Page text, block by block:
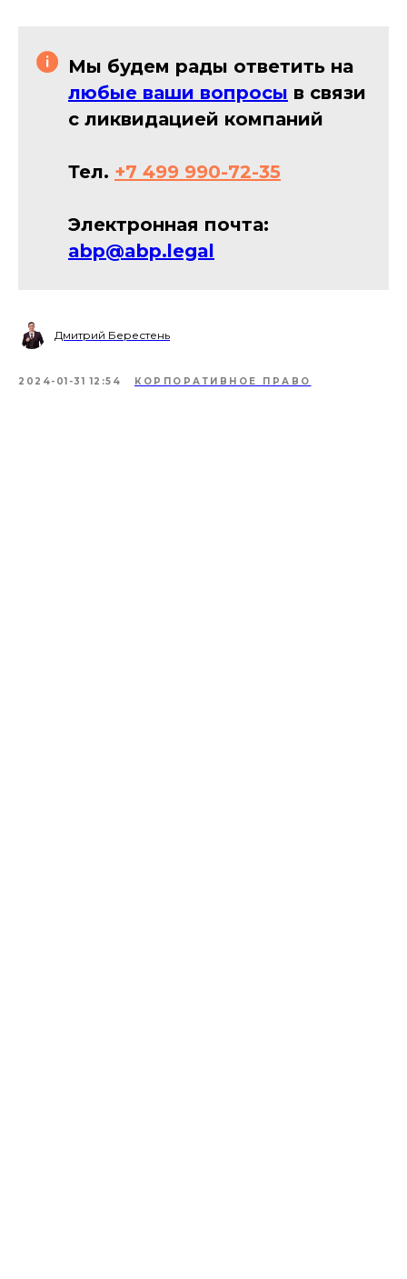
Мы будем рады ответить на
любые ваши вопросы в связи
с ликвидацией компаний
Тел. +7 499 990-72-35
Электронная почта:
abp@abp.legal
Дмитрий Берестень
2024-01-31 12:54 КОРПОРАТИВНОЕ ПРАВО